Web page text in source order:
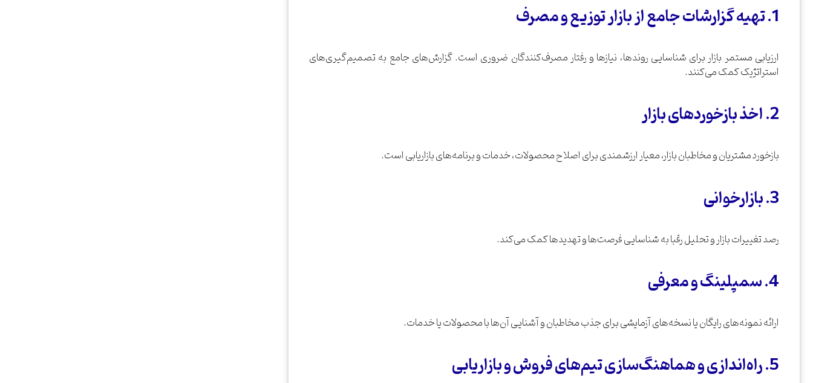
1. تهیه گزارشات جامع از بازار توزیع و مصرف
ارزیابی مستمر بازار برای شناسایی روندها، نیازها و رفتار مصرف‌کنندگان ضروری است. گزارش‌های جامع به تصمیم‌گیری‌های
استراتژیک کمک می‌کنند.
2. اخذ بازخوردهای بازار
بازخورد مشتریان و مخاطبان بازار، معیار ارزشمندی برای اصلاح محصولات، خدمات و برنامه‌های بازاریابی است.
3. بازارخوانی
رصد تغییرات بازار و تحلیل رقبا به شناسایی فرصت‌ها و تهدیدها کمک می‌کند.
4. سمپلینگ و معرفی
ارائه نمونه‌های رایگان یا نسخه‌های آزمایشی برای جذب مخاطبان و آشنایی آن‌ها با محصولات یا خدمات.
5. راه‌اندازی و هماهنگ‌سازی تیم‌های فروش و بازاریابی